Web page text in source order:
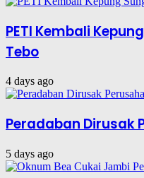
PETI Kembali
Tebo
4 days ago
Peradaban Dirusak
5 days ago